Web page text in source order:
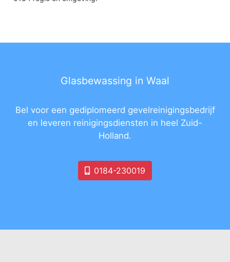
Glasbewassing in Waal
Bel voor een gediplomeerd gevelreinigingsbedrijf
en leveren reinigingsdiensten in heel Zuid-
Holland.
0184-230019